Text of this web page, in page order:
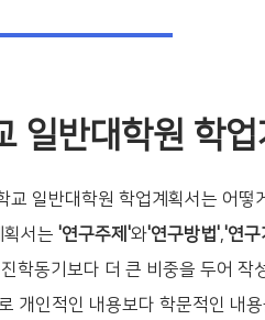
일반대학원 학
교 일반대학원 학업계획서는 어떻
서는 '연구주제'와'연구방법','연구
학동기보다 더 큰 비중을 두어 작
개인적인 내용보다 학문적인 내